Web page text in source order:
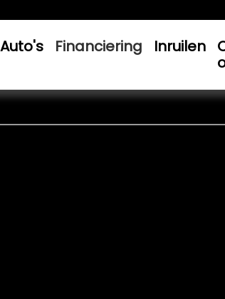
Auto's Financiering Inruilen